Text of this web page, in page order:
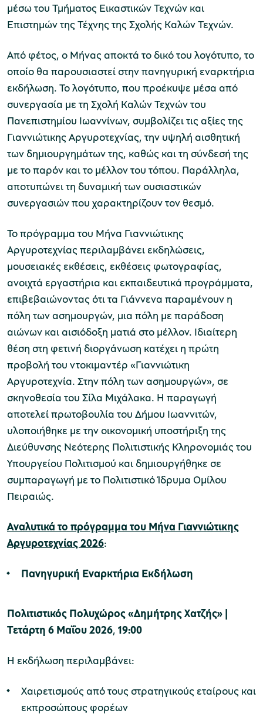
εισιτήρια
εισιτηρίων
μέσω του Τμήματος Εικαστικών Τεχνών και
Επιστημών της Τέχνης της Σχολής Καλών Τεχνών.
Από φέτος, ο Μήνας αποκτά το δικό του λογότυπο, το
οποίο θα παρουσιαστεί στην πανηγυρική εναρκτήρια
εκδήλωση. Το λογότυπο, που προέκυψε μέσα από
συνεργασία με τη Σχολή Καλών Τεχνών του
Πανεπιστημίου Ιωαννίνων, συμβολίζει τις αξίες της
Γιαννιώτικης Αργυροτεχνίας, την υψηλή αισθητική
των δημιουργημάτων της, καθώς και τη σύνδεσή της
με το παρόν και το μέλλον του τόπου. Παράλληλα,
αποτυπώνει τη δυναμική των ουσιαστικών
συνεργασιών που χαρακτηρίζουν τον θεσμό.
Το πρόγραμμα του Μήνα Γιαννιώτικης
Αργυροτεχνίας περιλαμβάνει εκδηλώσεις,
μουσειακές εκθέσεις, εκθέσεις φωτογραφίας,
ανοιχτά εργαστήρια και εκπαιδευτικά προγράμματα,
επιβεβαιώνοντας ότι τα Γιάννενα παραμένουν η
πόλη των ασημουργών, μια πόλη με παράδοση
αιώνων και αισιόδοξη ματιά στο μέλλον. Ιδιαίτερη
θέση στη φετινή διοργάνωση κατέχει η πρώτη
προβολή του ντοκιμαντέρ «Γιαννιώτικη
Αργυροτεχνία. Στην πόλη των ασημουργών», σε
σκηνοθεσία του Σίλα Μιχάλακα. Η παραγωγή
αποτελεί πρωτοβουλία του Δήμου Ιωαννιτών,
υλοποιήθηκε με την οικονομική υποστήριξη της
Διεύθυνσης Νεότερης Πολιτιστικής Κληρονομιάς του
Υπουργείου Πολιτισμού και δημιουργήθηκε σε
συμπαραγωγή με το Πολιτιστικό Ίδρυμα Ομίλου
Πειραιώς.
Αναλυτικά το πρόγραμμα του Μήνα Γιαννιώτικης
Αργυροτεχνίας 2026:
Πανηγυρική Εναρκτήρια Εκδήλωση
Πολιτιστικός Πολυχώρος «Δημήτρης Χατζής» |
Τετάρτη 6 Μαΐου 2026, 19:00
Η εκδήλωση περιλαμβάνει:
Χαιρετισμούς από τους στρατηγικούς εταίρους και
εκπροσώπους φορέων